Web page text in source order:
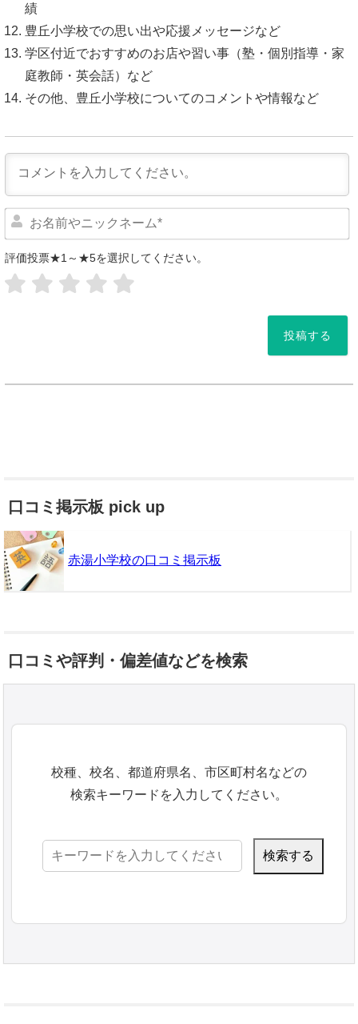
績
豊丘小学校での思い出や応援メッセージなど
学区付近でおすすめのお店や習い事（塾・個別指導・家
庭教師・英会話）など
その他、豊丘小学校についてのコメントや情報など
評価投票★1～★5を選択してください。
口コミ掲示板 pick up
赤湯小学校の口コミ掲示板
口コミや評判・偏差値などを検索
校種、校名、都道府県名、市区町村名などの
検索キーワードを入力してください。
検